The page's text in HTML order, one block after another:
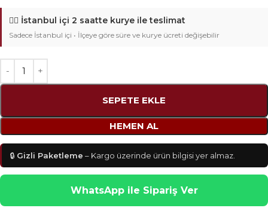
🚴‍♂️ İstanbul içi 2 saatte kurye ile teslimat
Sadece İstanbul içi • İlçeye göre süre ve kurye ücreti değişebilir
SEPETE EKLE
HEMEN AL
🔒 Gizli Paketleme – Kargo üzerinde ürün bilgisi yer almaz.
WhatsApp ile Sipariş Ver